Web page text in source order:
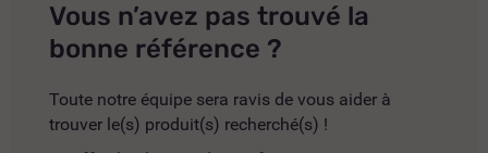
Vous n’avez pas trouvé la
bonne référence ?
Toute notre équipe sera ravis de vous aider à
trouver le(s) produit(s) recherché(s) !